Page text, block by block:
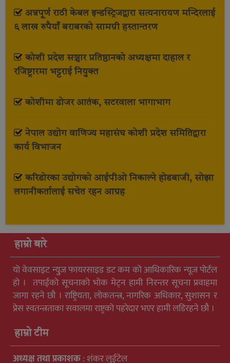
अन्नपूर्ण राठी केबल इन्डस्ट्रिजद्वारा सत्यनारायण मन्दिरलाई
६ लाख रुपैयाँ बराबरको सामग्री हस्तान्तरण
कोशी प्रदेश सञ्चार प्रतिष्ठानको अध्यक्षमा दाहाल र
रजिष्ट्रारमा भट्टराई नियुक्त
कोशीमा डोजर आतंक, सटरवाला भागाभाग
नेपाल उद्योग वाणिज्य महासंघ कोशी प्रदेश समितिद्वारा
कार्य विभाजन
करिडोरका उद्योगको आईपीओ निकाल्ने होडबाजी, सोझा
लगानीकर्तालाई सचेत रहन आग्रह
हाम्रो बारे
यो वेवसाइट न्युुज फायरसाइड डट कम को आधिकारिक न्यूज पोर्टल
हो । तपाईको सूचनाको भोक मेट्न हामी निरन्तर सूचना प्रवाहमा
जागा रहने छौ । राष्ट्रियता, लोकतन्त्र, नागरिक अधिकार, सुशासन र
प्रेस स्वतन्त्रताका सवालमा राष्ट्रको पहरेदार भएर हामी लडिरहने छौ ।
हाम्रो टीम
अध्यक्ष तथा प्रकाशक: शंकर लुईटेल